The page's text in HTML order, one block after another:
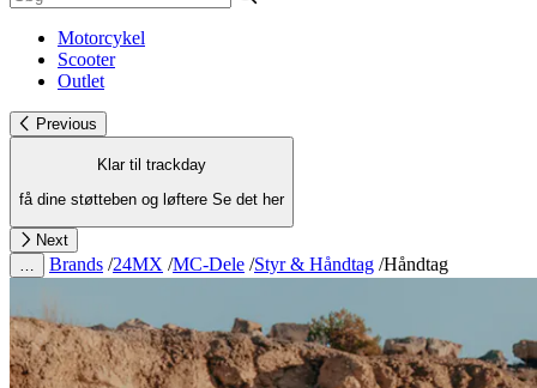
Motorcykel
Scooter
Outlet
Previous
Klar til trackday
få dine støtteben og løftere Se det her
Next
Brands /24MX /MC-Dele /Styr & Håndtag /Håndtag